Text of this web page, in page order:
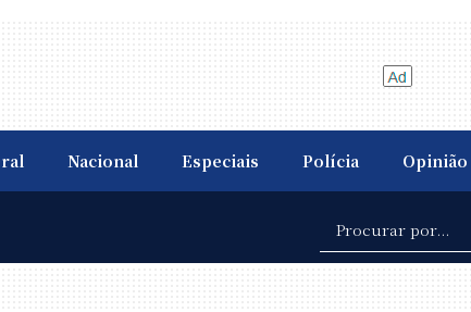
Nacional Especiais Polícia Opinião